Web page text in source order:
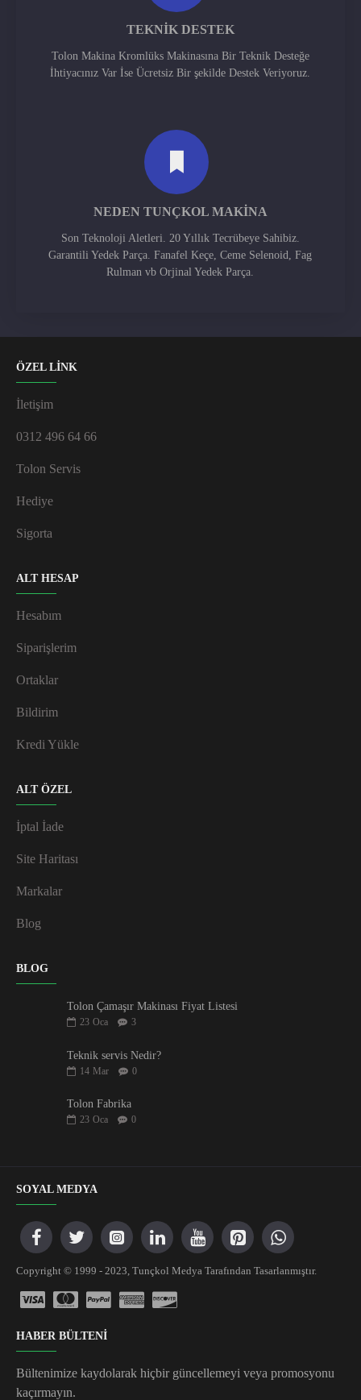
TEKNIK DESTEK
Tolon Makina Kromlüks Makinasına Bir Teknik Desteğe
İhtiyacınız Var İse Ücretsiz Bir şekilde Destek Veriyoruz.
NEDEN TUNÇKOL MAKINA
Son Teknoloji Aletleri. 20 Yıllık Tecrübeye Sahibiz.
Garantili Yedek Parça. Fanafel Keçe, Ceme Selenoid, Fag
Rulman vb Orjinal Yedek Parça.
ÖZEL LİNK
İletişim
0312 496 64 66
Tolon Servis
Hediye
Sigorta
ALT HESAP
Hesabım
Siparişlerim
Ortaklar
Bildirim
Kredi Yükle
ALT ÖZEL
İptal İade
Site Haritası
Markalar
Blog
BLOG
Tolon Çamaşır Makinası Fiyat Listesi
23 Oca 3
Teknik servis Nedir?
14 Mar 0
Tolon Fabrika
23 Oca 0
SOYAL MEDYA
Copyright © 1999 - 2023, Tunçkol Medya Tarafından Tasarlanmıştır.
HABER BÜLTENİ
Bültenimize kaydolarak hiçbir güncellemeyi veya promosyonu
kaçırmayın.